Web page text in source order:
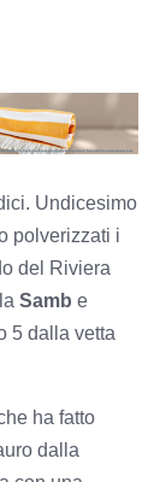
Undicesimo
polverizzati i
del Riviera
Samb e
5 dalla vetta
ha fatto
dalla